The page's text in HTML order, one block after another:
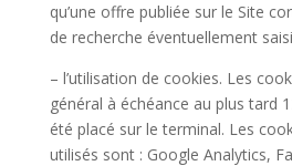
qu’une offre publiée sur le Site
de recherche éventuellement
– l’utilisation de cookies. Les
général à échéance au plus tard
été placé sur le terminal. Les
utilisés sont : Google Analytics,